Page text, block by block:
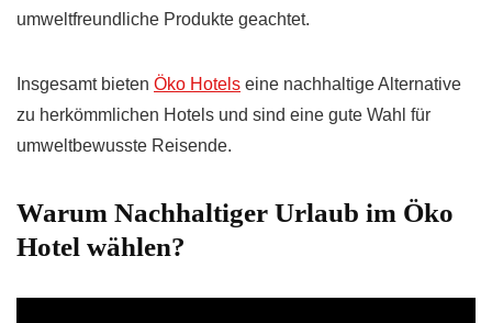
umweltfreundliche Produkte geachtet.
Insgesamt bieten Öko Hotels eine nachhaltige Alternative
zu herkömmlichen Hotels und sind eine gute Wahl für
umweltbewusste Reisende.
Warum Nachhaltiger Urlaub im Öko
Hotel wählen?